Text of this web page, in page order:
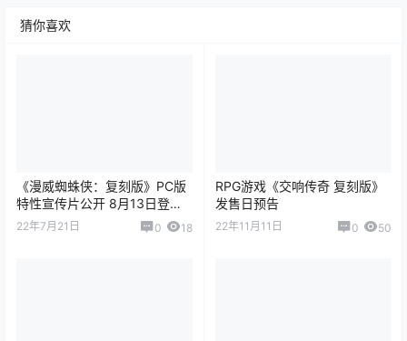
猜你喜欢
《漫威蜘蛛侠：复刻版》PC版
特性宣传片公开 8月13日登陆
Steam/Epic
22年7月21日 0 18
RPG游戏《交响传奇 复刻版》
发售日预告
22年11月11日 0 50